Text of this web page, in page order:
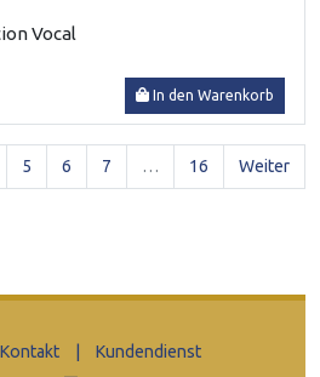
Vocal
In den Warenkorb
5 6 7 … 16 Weiter
Kontakt Kundendienst